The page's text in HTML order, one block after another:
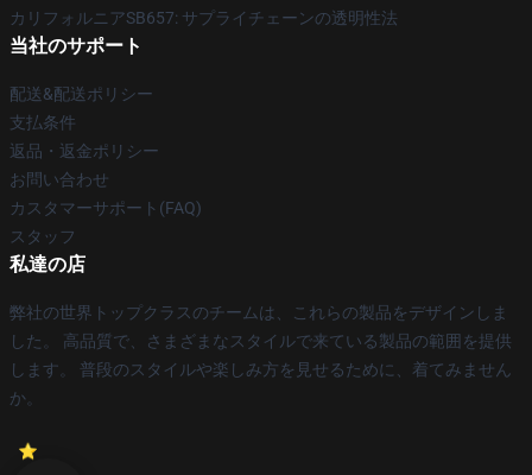
カリフォルニアSB657: サプライチェーンの透明性法
当社のサポート
配送&配送ポリシー
支払条件
返品・返金ポリシー
お問い合わせ
カスタマーサポート(FAQ)
スタッフ
私達の店
弊社の世界トップクラスのチームは、これらの製品をデザインしま
した。 高品質で、さまざまなスタイルで来ている製品の範囲を提供
します。 普段のスタイルや楽しみ方を見せるために、着てみません
か。